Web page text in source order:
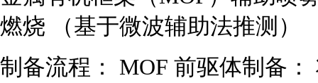
燃烧 （基于微波辅助法推测）
制备流程： MOF 前驱体制备